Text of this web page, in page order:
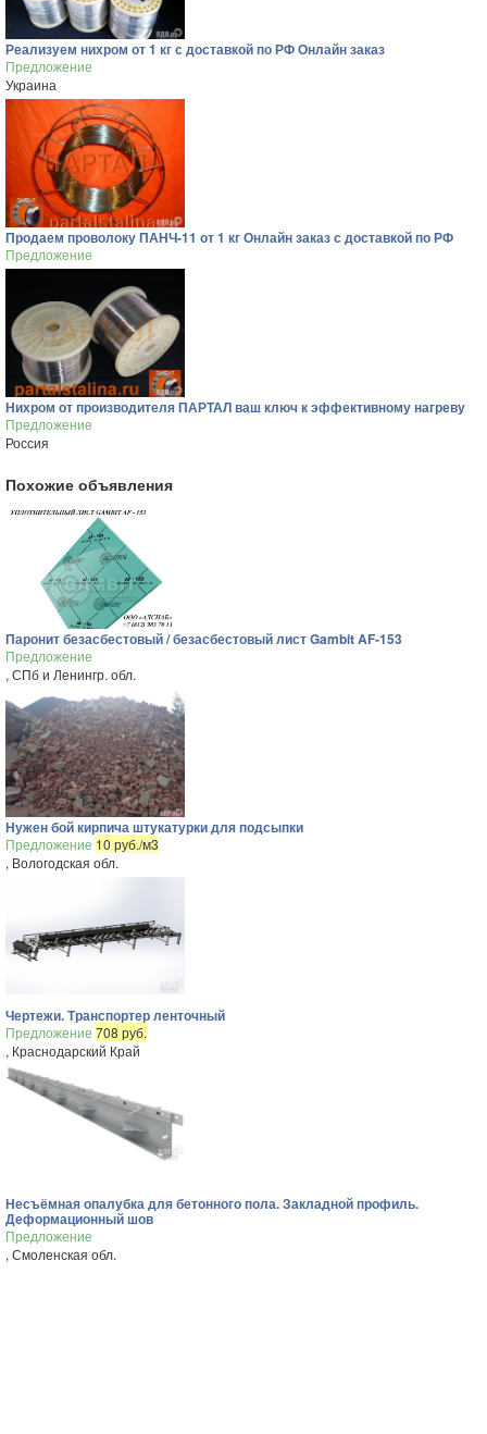
Реализуем нихром от 1 кг с доставкой по РФ Онлайн заказ
Предложение
Украина
Продаем проволоку ПАНЧ-11 от 1 кг Онлайн заказ с доставкой по РФ
Предложение
Нихром от производителя ПАРТАЛ ваш ключ к эффективному нагреву
Предложение
Россия
Похожие объявления
Паронит безасбестовый / безасбестовый лист Gambit AF-153
Предложение
, СПб и Ленингр. обл.
Нужен бой кирпича штукатурки для подсыпки
Предложение 10 руб./м3
, Вологодская обл.
Чертежи. Транспортер ленточный
Предложение 708 руб.
, Краснодарский Край
Несъёмная опалубка для бетонного пола. Закладной профиль.
Деформационный шов
Предложение
, Смоленская обл.